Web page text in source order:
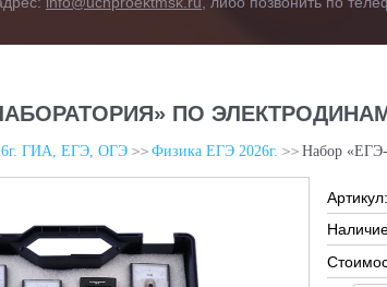
ПО
ГИА, ЕГЭ, ОГЭ Физика ЕГЭ 2026г. Набор